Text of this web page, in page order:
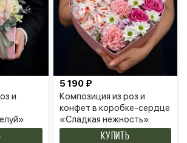
и
Композиция из роз и
конфет в коробке-сердце
«Сладкая нежность»
5 190 ₽
КУПИТЬ